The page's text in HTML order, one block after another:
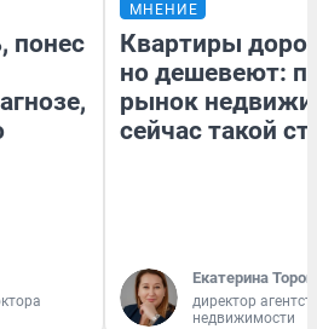
понес
МНЕНИЕ
Квартиры
но дешевеют:
рынок
сейчас такой
Екатерина
директор
недвижимости